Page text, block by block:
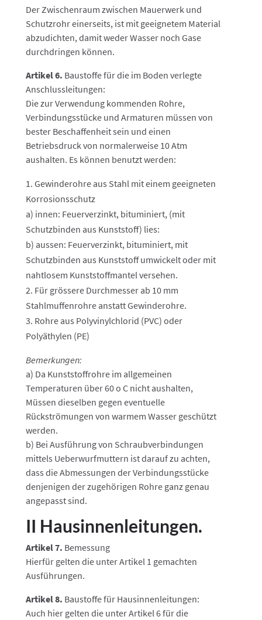
Der Zwischenraum zwischen Mauerwerk und
Schutzrohr einerseits, ist mit geeignetem Material
abzudichten, damit weder Wasser noch Gase
durchdringen können.
Artikel 6. Baustoffe für die im Boden verlegte
Anschlussleitungen:
Die zur Verwendung kommenden Rohre,
Verbindungsstücke und Armaturen müssen von
bester Beschaffenheit sein und einen
Betriebsdruck von normalerweise 10 Atm
aushalten. Es können benutzt werden:
Gewinderohre aus Stahl mit einem geeigneten
Korrosionsschutz
a) innen: Feuerverzinkt, bituminiert, (mit
Schutzbinden aus Kunststoff) lies:
b) aussen: Feuerverzinkt, bituminiert, mit
Schutzbinden aus Kunststoff umwickelt oder mit
nahtlosem Kunststoffmantel versehen.
Für grössere Durchmesser ab 10 mm
Stahlmuffenrohre anstatt Gewinderohre.
Rohre aus Polyvinylchlorid (PVC) oder
Polyäthylen (PE)
Bemerkungen:
a) Da Kunststoffrohre im allgemeinen
Temperaturen über 60 o C nicht aushalten,
Müssen dieselben gegen eventuelle
Rückströmungen von warmem Wasser geschützt
werden.
b) Bei Ausführung von Schraubverbindungen
mittels Ueberwurfmuttern ist darauf zu achten,
dass die Abmessungen der Verbindungsstücke
denjenigen der zugehörigen Rohre ganz genau
angepasst sind.
II Hausinnenleitungen.
Artikel 7. Bemessung
Hierfür gelten die unter Artikel 1 gemachten
Ausführungen.
Artikel 8. Baustoffe für Hausinnenleitungen:
Auch hier gelten die unter Artikel 6 für die